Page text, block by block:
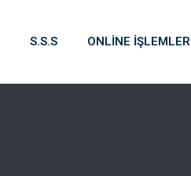
S.S.S ONLINE İŞLEMLER